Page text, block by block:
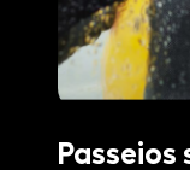
Passeios